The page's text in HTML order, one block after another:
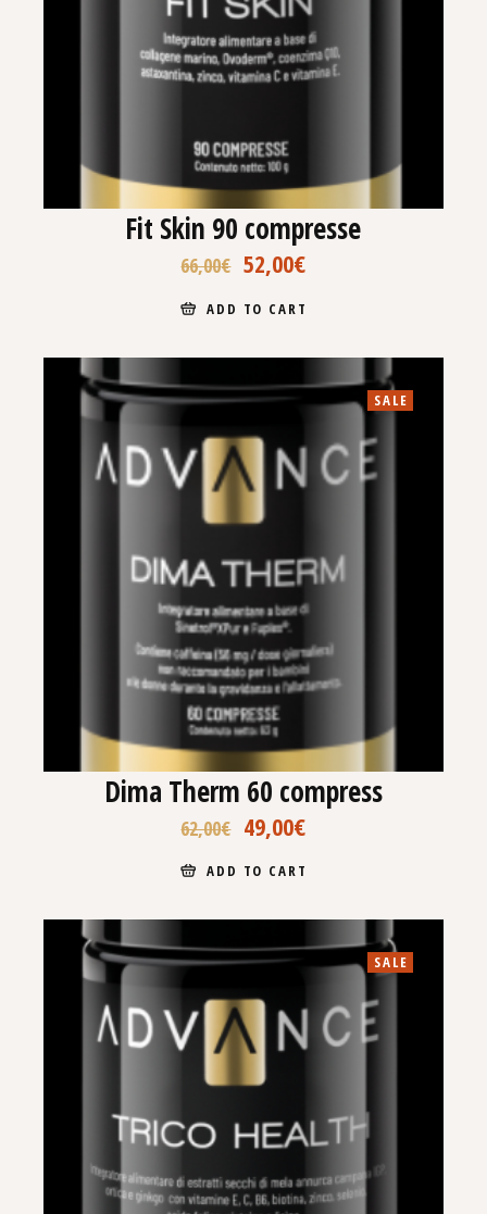
Fit Skin 90 compresse
66,00€ 52,00€
ADD TO CART
SALE
Dima Therm 60 compress
62,00€ 49,00€
ADD TO CART
SALE